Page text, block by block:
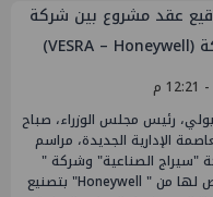
عقد مشروع بين شركة
"سيراج الصناعية" وشركة (VESRA – Honeywell)
رئيس مجلس الوزراء، صباح
الإدارية الجديدة، مراسم
"سيراج الصناعية" وشركة "
VESRA MEA LLC-FZ" المرخص لها من " Honeywell" بتصنيع